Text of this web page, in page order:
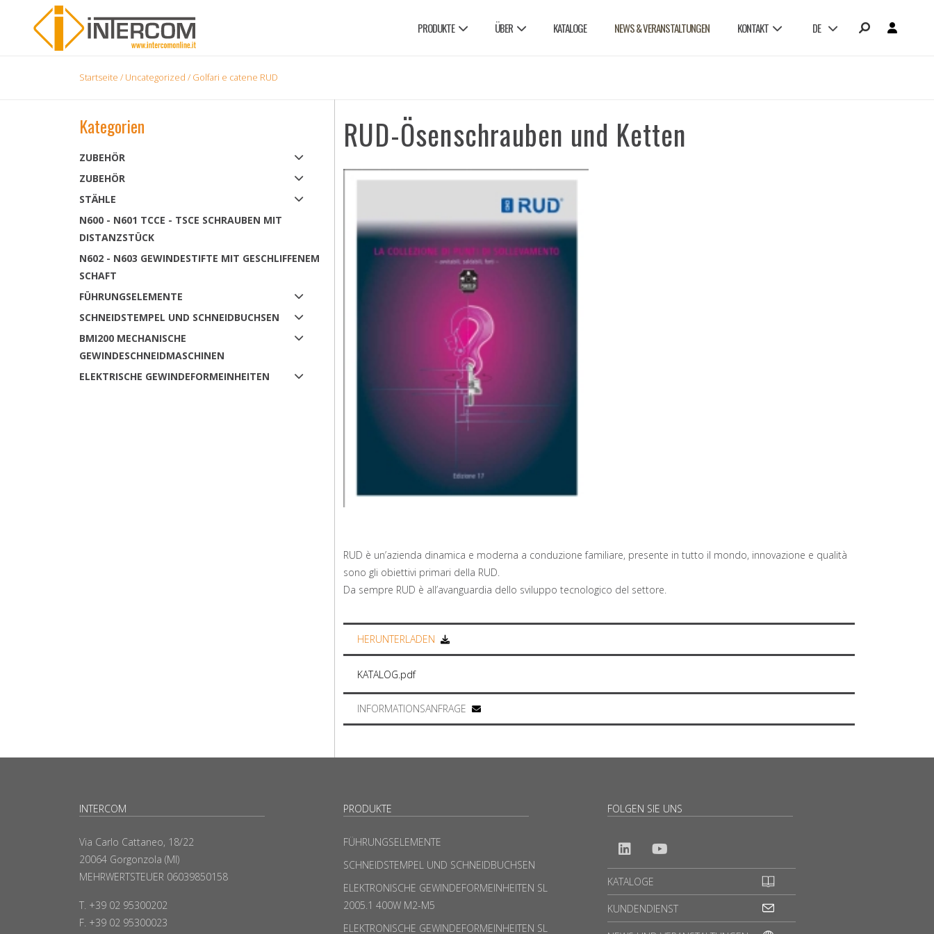
PRODUKTE ÜBER KATALOGE NEWS & VERANSTALTUNGEN KONTAKT DE
Startseite / Uncategorized / Golfari e catene RUD
Kategorien
ZUBEHÖR
ZUBEHÖR
STÄHLE
N600 - N601 TCCE - TSCE SCHRAUBEN MIT
DISTANZSTÜCK
N602 - N603 GEWINDESTIFTE MIT GESCHLIFFENEM
SCHAFT
FÜHRUNGSELEMENTE
SCHNEIDSTEMPEL UND SCHNEIDBUCHSEN
BMI200 MECHANISCHE
GEWINDESCHNEIDMASCHINEN
ELEKTRISCHE GEWINDEFORMEINHEITEN
RUD-Ösenschrauben und Ketten
RUD è un’azienda dinamica e moderna a conduzione familiare, presente in tutto il mondo, innovazione e qualità
sono gli obiettivi primari della RUD.
Da sempre RUD è all’avanguardia dello sviluppo tecnologico del settore.
HERUNTERLADEN
KATALOG.pdf
INFORMATIONSANFRAGE
INTERCOM
Via Carlo Cattaneo, 18/22
20064 Gorgonzola (MI)
MEHRWERTSTEUER 06039850158
T. +39 02 95300202
F. +39 02 95300023
PRODUKTE
FÜHRUNGSELEMENTE
SCHNEIDSTEMPEL UND SCHNEIDBUCHSEN
ELEKTRONISCHE GEWINDEFORMEINHEITEN SL
2005.1 400W M2-M5
ELEKTRONISCHE GEWINDEFORMEINHEITEN SL
FOLGEN SIE UNS
KATALOGE
KUNDENDIENST